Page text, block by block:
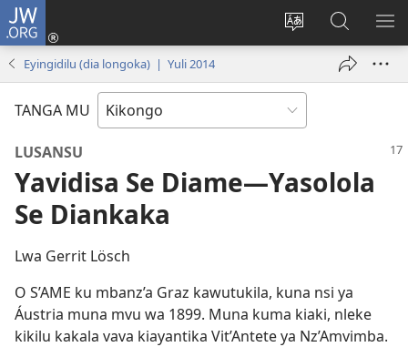
JW.ORG
Soba
nding'a
Kota
(opens
Vavulula
muna
JW.ORG
Eyingidilu (dia longoka) | Yuli 2014
TANGA MU
LUSANSU
Yavidisa Se Diame—Yasolola
Se Diankaka
Lwa Gerrit Lösch
O S’AME ku mbanz’a Graz kawutukila, kuna nsi ya
Áustria muna mvu wa 1899. Muna kuma kiaki, nleke
kikilu kakala vava kiayantika Vit’Antete ya Nz’Amvimba.